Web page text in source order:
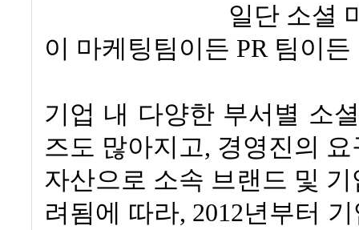
일단 소셜
이 마케팅팀이든 PR 팀이
기업 내 다양한 부서별 소
즈도 많아지고 , 경영진의
자산으로 소속 브랜드 및
려됨에 따라, 2012년부터